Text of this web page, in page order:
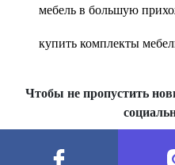
мебель в большую
купить комплекты
Чтобы не пропустить